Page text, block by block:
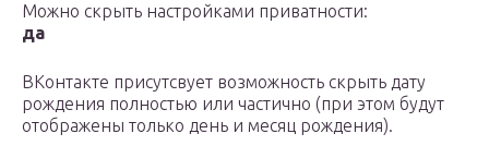
Можно скрыть настройками приватности:
да
ВКонтакте присутсвует возможность скрыть дату
рождения полностью или частично (при этом будут
отображены только день и месяц рождения).